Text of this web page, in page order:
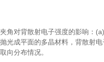
角对背散射电子强度的影响：
光成平面的多晶材料，背散射
向分布情况。